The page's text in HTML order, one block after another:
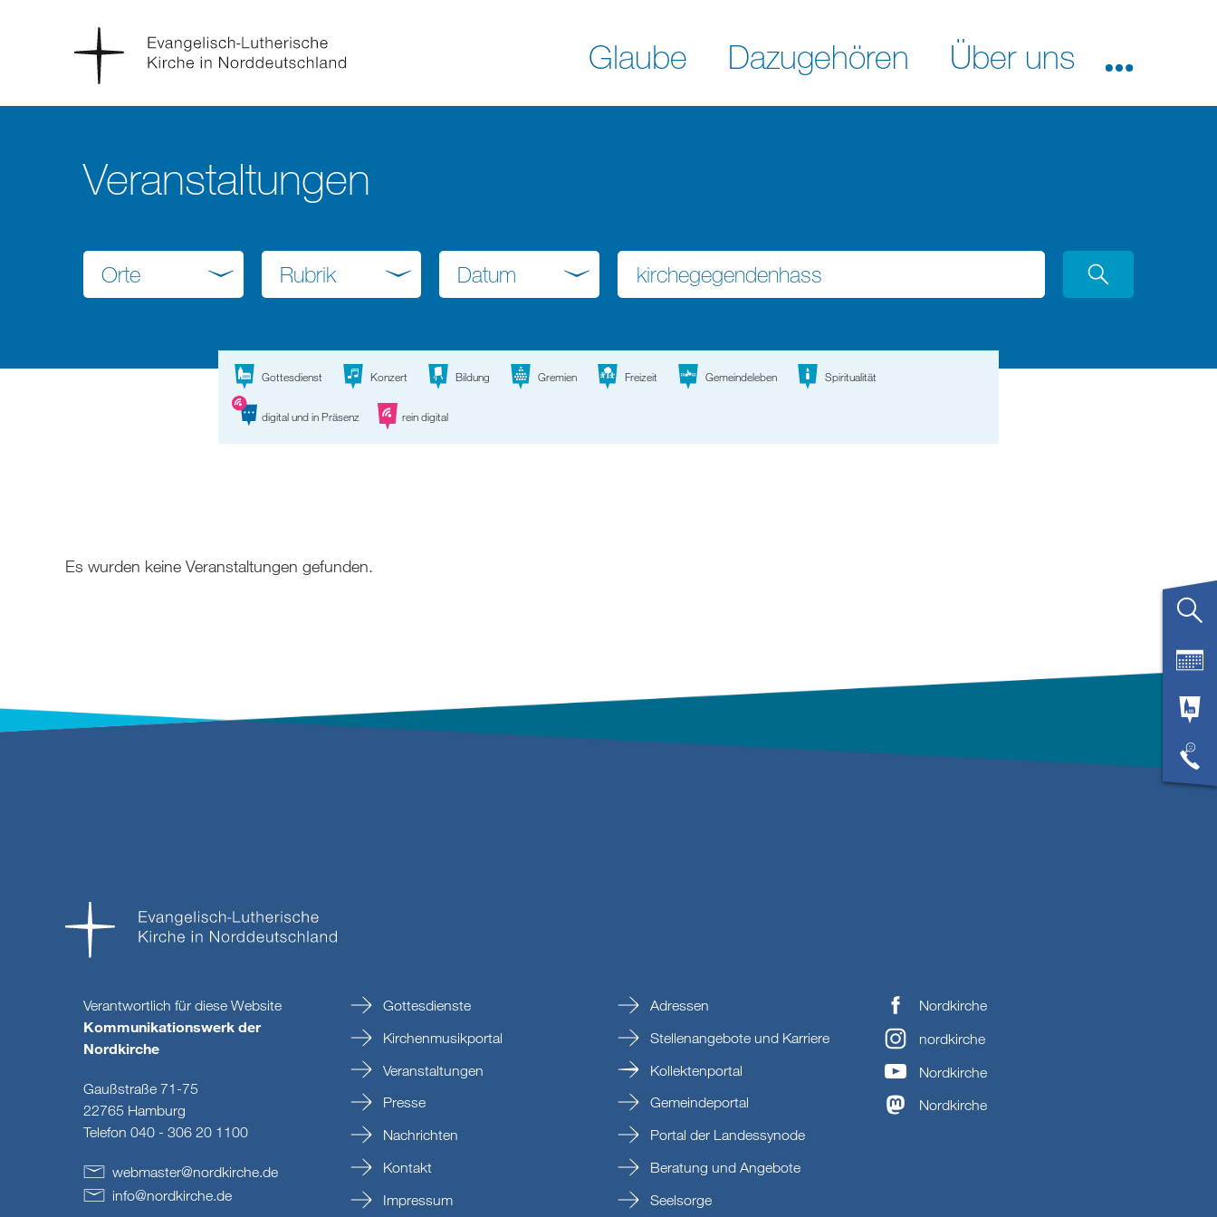
Glaube Dazugehören Über uns
Veranstaltungen
Orte Rubrik Datum
Gottesdienst Konzert Bildung Gremien Freizeit Gemeindeleben Spiritualität
digital und in Präsenz rein digital
Es wurden keine Veranstaltungen gefunden.
Verantwortlich für diese Website
Kommunikationswerk der
Nordkirche
Gaußstraße 71-75
22765 Hamburg
Telefon 040 - 306 20 1100
webmaster@nordkirche.de
info@nordkirche.de
Gottesdienste
Kirchenmusikportal
Veranstaltungen
Presse
Nachrichten
Kontakt
Impressum
Adressen
Stellenangebote und Karriere
Kollektenportal
Gemeindeportal
Portal der Landessynode
Beratung und Angebote
Seelsorge
Nordkirche
nordkirche
Nordkirche
Nordkirche